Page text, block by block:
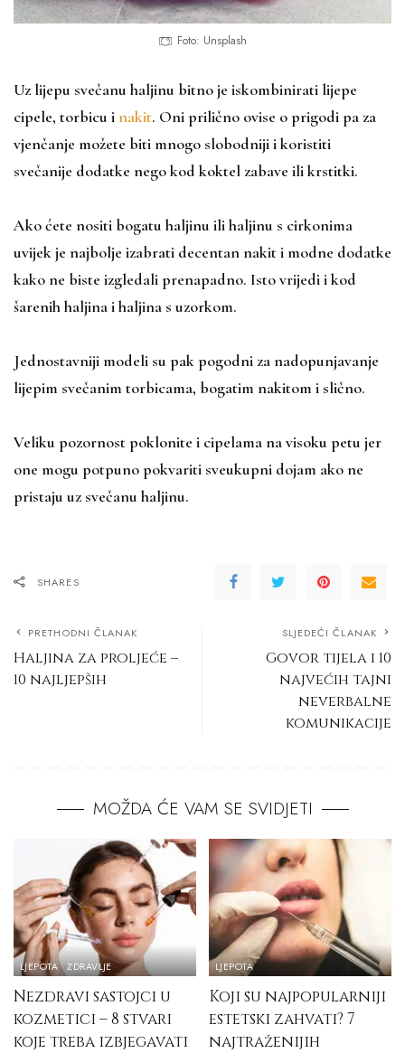
Foto: Unsplash
Uz lijepu svečanu haljinu bitno je iskombinirati lijepe
cipele, torbicu inakit. Oni prilično ovise o prigodi pa za
vjenčanje možete biti mnogo slobodniji i koristiti
svečanije dodatke nego kod koktel zabave ili krstitki.
Ako ćete nositi bogatu haljinu ili haljinu s cirkonima
uvijek je najbolje izabrati decentan nakit i modne dodatke
kako ne biste izgledali prenapadno. Isto vrijedi i kod
šarenih haljina i haljina s uzorkom.
Jednostavniji modeli su pak pogodni za nadopunjavanje
lijepim svečanim torbicama, bogatim nakitom i slično.
Veliku pozornost poklonite i cipelama na visoku petu jer
one mogu potpuno pokvariti sveukupni dojam ako ne
pristaju uz svečanu haljinu.
SHARES
PRETHODNI ČLANAK
Haljina za proljeće –
10 najljepših
SLJEDEĆI ČLANAK
Govor tijela i 10
najvećih tajni
neverbalne
komunikacije
MOŽDA ĆE VAM SE SVIDJETI
LJEPOTA ZDRAVLJE
Nezdravi sastojci u
kozmetici – 8 stvari
koje treba izbjegavati
LJEPOTA
Koji su najpopularniji
estetski zahvati? 7
najtraženijih